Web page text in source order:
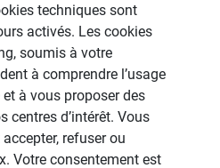
répondre à ce sujet
techniques sont
activés. Les cookies
soumis à votre
à comprendre l’usage
à vous proposer des
centres d’intérêt. Vous
refuser ou
Votre consentement est